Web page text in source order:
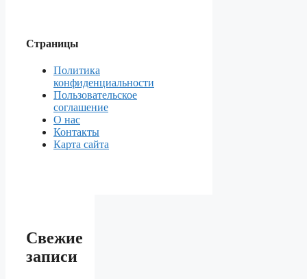
Страницы
Политика
конфиденциальности
Пользовательское
соглашение
О нас
Контакты
Карта сайта
Свежие
записи